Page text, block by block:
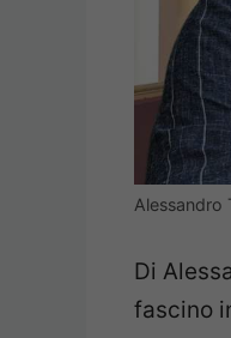
Alessandro
Di
fascino